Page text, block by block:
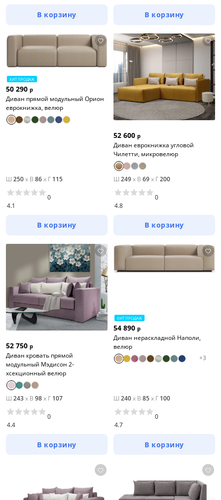
В корзину В корзину
ХИТ ПРОДАЖ
50 290 р
Диван прямой модульный Орион
еврокнижка, велюр
Ш 250x В 86x Г 115
4.1
0
В корзину
52 600 р
Диван еврокнижка угловой
Чилетти, микровелюр
Ш 249x В 69x Г200
4.8
0
В корзину
52 750 р
Диван кровать прямой
модульный Мэдисон 2-
хсекционный велюр
Ш 243x В 98x Г 107
4.4
0
В корзину
ХИТ ПРОДАЖ
54 890 р
Диван нераскладной Наполи,
велюр
+3
Ш 240x В 85x Г 100
4.7
0
В корзину